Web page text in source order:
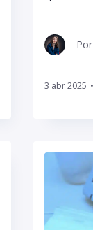
Por
3 abr 2025 •